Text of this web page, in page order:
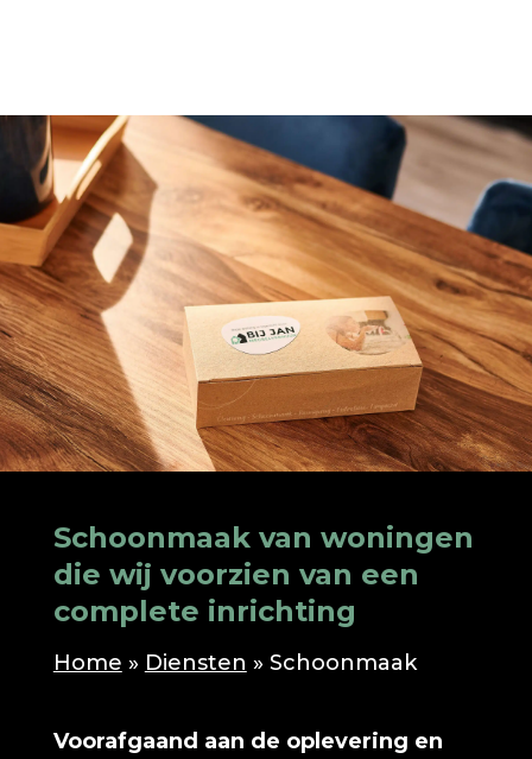
Schoonmaak van woningen
die wij voorzien van een
complete inrichting
Home » Diensten » Schoonmaak
Voorafgaand aan de oplevering en